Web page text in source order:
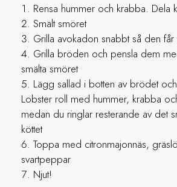
Rensa hummer och krabba. Dela
Smält smöret
Grilla avokadon snabbt så den får
Grilla bröden och pensla dem
smälta smöret
Lägg sallad i botten av brödet
Lobster roll med hummer, krabba
medan du ringlar resterande av det
köttet
Toppa med citronmajonnäs,
svartpeppar
Njut!